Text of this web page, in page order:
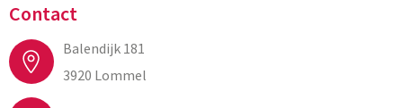
Contact
Balendijk 181
3920 Lommel